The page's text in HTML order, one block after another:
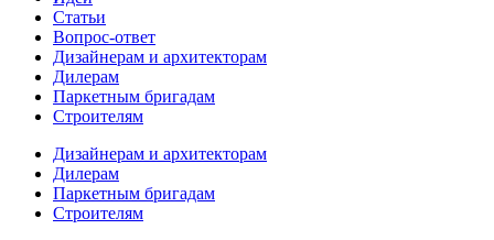
Статьи
Вопрос-ответ
Дизайнерам и архитекторам
Дилерам
Паркетным бригадам
Строителям
Дизайнерам и архитекторам
Дилерам
Паркетным бригадам
Строителям